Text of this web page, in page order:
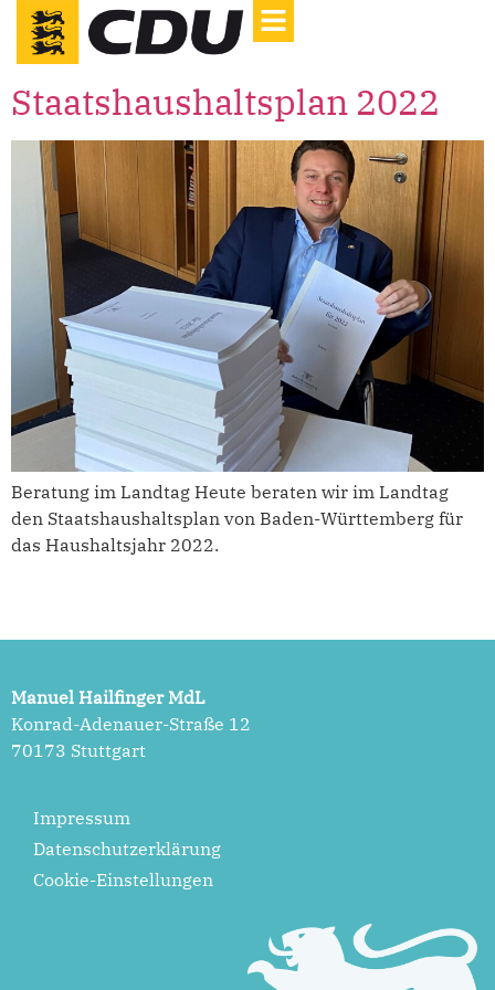
Staatshaushaltsplan 2022
Beratung im Landtag Heute beraten wir im Landtag
den Staatshaushaltsplan von Baden-Württemberg für
das Haushaltsjahr 2022.
Manuel Hailfinger MdL
Konrad-Adenauer-Straße 12
70173 Stuttgart
Impressum
Datenschutzerklärung
Cookie-Einstellungen